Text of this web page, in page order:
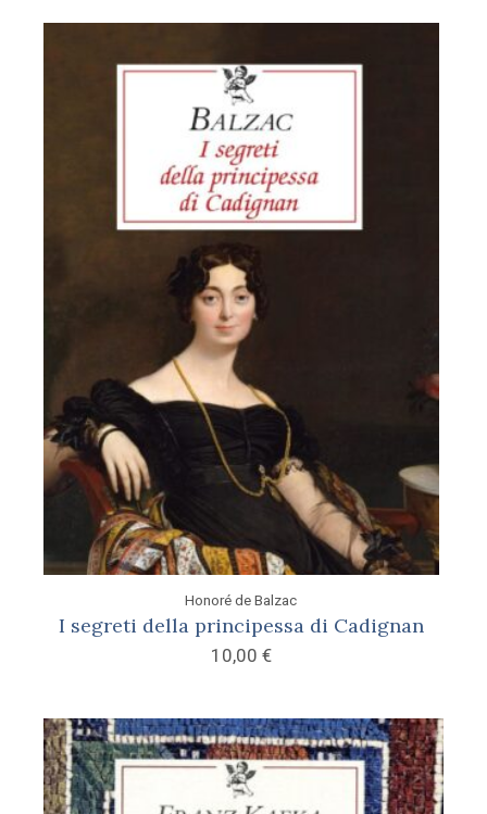
Honoré de Balzac
I segreti della principessa di Cadignan
10,00 €